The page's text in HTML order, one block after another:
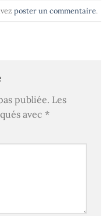
poster un commentaire.
publiée. Les
avec *